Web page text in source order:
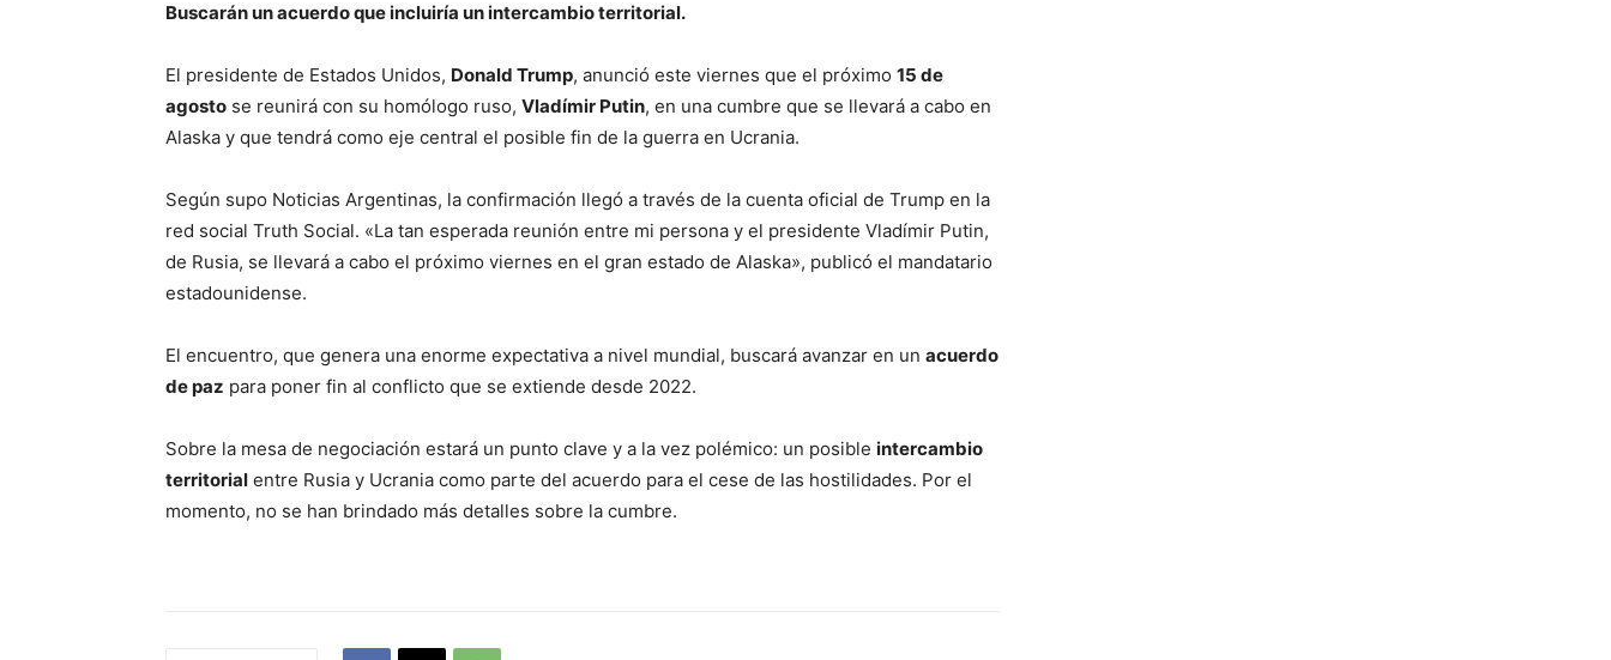
Buscarán un acuerdo que incluiría un intercambio territorial.
El presidente de Estados Unidos, Donald Trump, anunció este viernes que el próximo 15 de
agosto se reunirá con su homólogo ruso, Vladímir Putin, en una cumbre que se llevará a cabo en
Alaska y que tendrá como eje central el posible fin de la guerra en Ucrania.
Según supo Noticias Argentinas, la confirmación llegó a través de la cuenta oficial de Trump en la
red social Truth Social. «La tan esperada reunión entre mi persona y el presidente Vladímir Putin,
de Rusia, se llevará a cabo el próximo viernes en el gran estado de Alaska», publicó el mandatario
estadounidense.
El encuentro, que genera una enorme expectativa a nivel mundial, buscará avanzar en un acuerdo
de paz para poner fin al conflicto que se extiende desde 2022.
Sobre la mesa de negociación estará un punto clave y a la vez polémico: un posible intercambio
territorial entre Rusia y Ucrania como parte del acuerdo para el cese de las hostilidades. Por el
momento, no se han brindado más detalles sobre la cumbre.